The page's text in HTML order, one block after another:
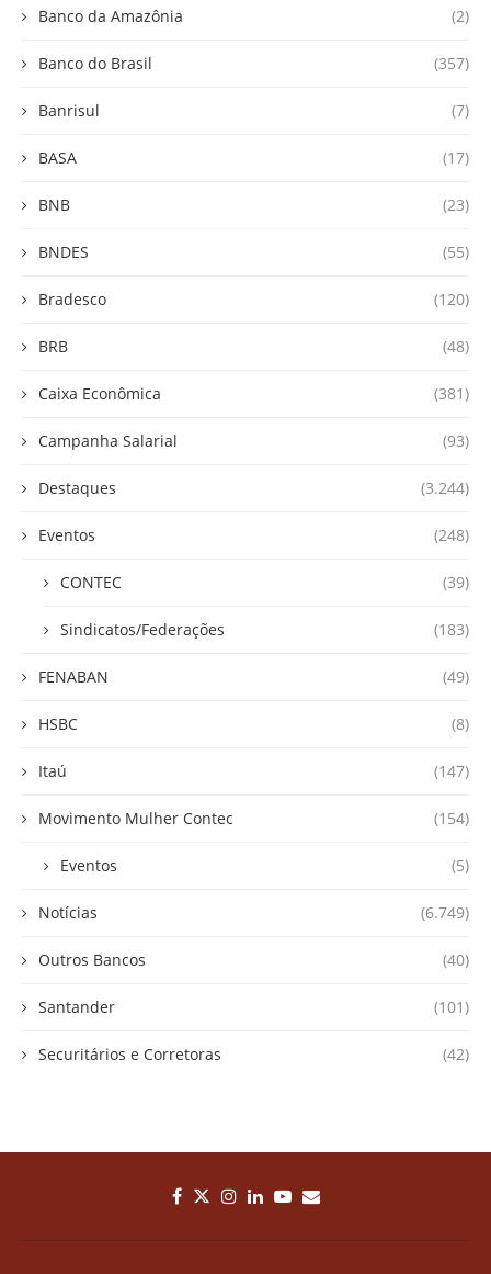
Banco da Amazônia (2)
Banco do Brasil (357)
Banrisul (7)
BASA (17)
BNB (23)
BNDES (55)
Bradesco (120)
BRB (48)
Caixa Econômica (381)
Campanha Salarial (93)
Destaques (3.244)
Eventos (248)
CONTEC (39)
Sindicatos/Federações (183)
FENABAN (49)
HSBC (8)
Itaú (147)
Movimento Mulher Contec (154)
Eventos (5)
Notícias (6.749)
Outros Bancos (40)
Santander (101)
Securitários e Corretoras (42)